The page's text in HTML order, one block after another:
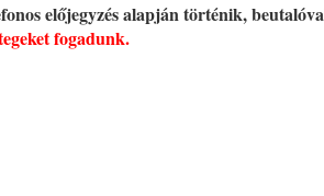
előjegyzés alapján történik,
fogadunk.